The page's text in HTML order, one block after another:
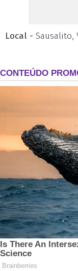
Local - Sausalito,